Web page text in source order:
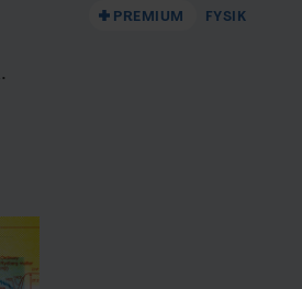
informationen med annan
tillhandahållit eller som de har
deras tjänster.
PREMIUM FYSIK